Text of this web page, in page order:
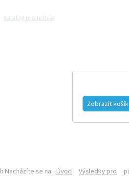
Katalog pro učitele
Zobrazit košík
Nacházíte se na: Úvod Výsledky pro